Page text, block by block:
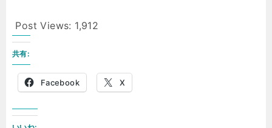
Post Views: 1,912
共有:
Facebook X